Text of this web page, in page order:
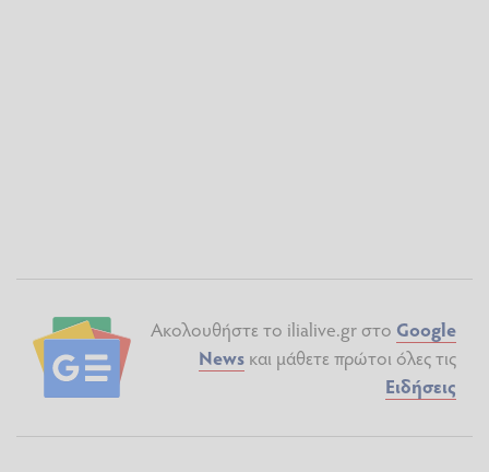
Ακολουθήστε το ilialive.gr στο Google
News και μάθετε πρώτοι όλες τις
Ειδήσεις